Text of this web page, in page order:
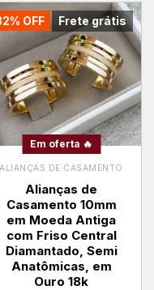
Frete grátis
OFF
Em oferta 🔥
ALIANÇAS DE CASAMENTO
Alianças de
Casamento 10mm
em Moeda Antiga
com Friso Central
Diamantado, Semi
Anatômicas, em
Ouro 18k